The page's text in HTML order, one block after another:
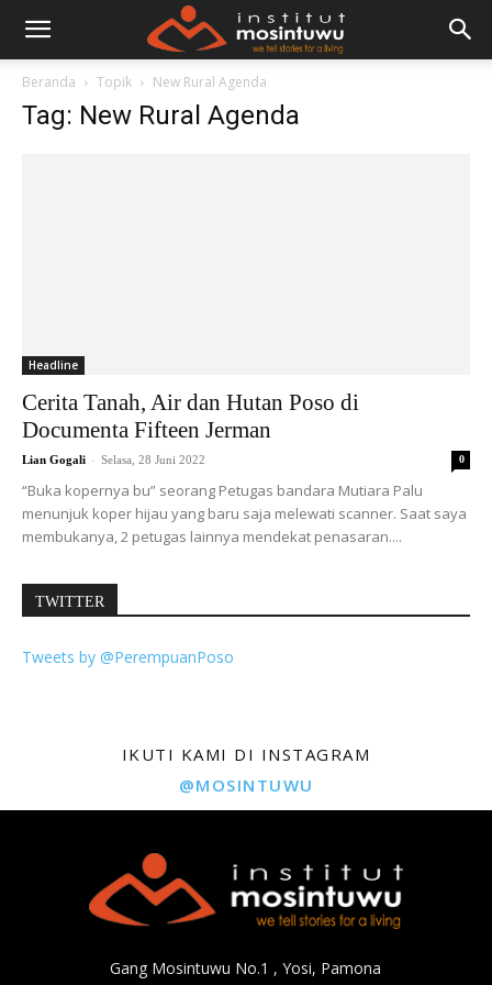
Beranda Topik New Rural Agenda
Tag: New Rural Agenda
Headline
Cerita Tanah, Air dan Hutan Poso di
Documenta Fifteen Jerman
Lian Gogali - Selasa, 28 Juni 2022 0
“Buka kopernya bu” seorang Petugas bandara Mutiara Palu
menunjuk koper hijau yang baru saja melewati scanner. Saat saya
membukanya, 2 petugas lainnya mendekat penasaran....
TWITTER
Tweets by @PerempuanPoso
IKUTI KAMI DI INSTAGRAM
@MOSINTUWU
Gang Mosintuwu No.1 , Yosi, Pamona